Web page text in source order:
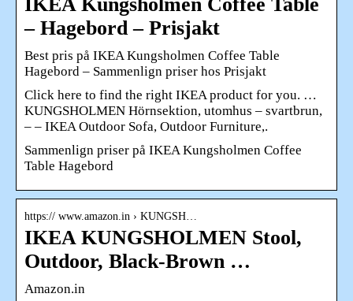
– Hagebord – Prisjakt
Best pris på IKEA Kungsholmen Coffee Table
Hagebord – Sammenlign priser hos Prisjakt
Click here to find the right IKEA product for you. …
KUNGSHOLMEN Hörnsektion, utomhus – svartbrun,
– – IKEA Outdoor Sofa, Outdoor Furniture,.
Sammenlign priser på IKEA Kungsholmen Coffee
Table Hagebord
https:// www.amazon.in › KUNGSH…
IKEA KUNGSHOLMEN Stool,
Outdoor, Black-Brown …
Amazon.in